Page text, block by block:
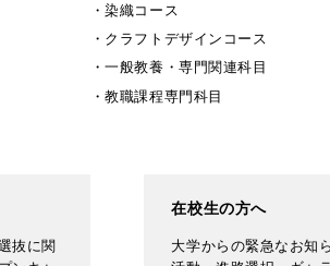
染織コース
クラフトデザインコース
一般教養・専門関連科目
教職課程専門科目
抜に関
在校生の方へ
大学からの緊急なお知